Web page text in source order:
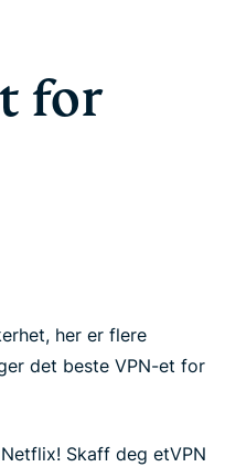
for
her er flere
det beste VPN-et for
Skaff deg etVPN